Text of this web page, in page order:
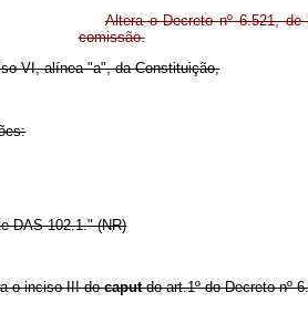
Altera o Decreto nº 6.521,
comissão.
VI, alínea "a", da Constituição,
DAS 102.1." (NR)
o inciso III docaputdo art.1º do Decreto nº